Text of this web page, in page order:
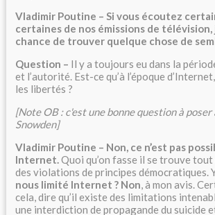
Vladimir Poutine – Si vous écoutez
certaines de nos émissions de
chance de trouver quelque chose de
Question – Il y a toujours eu dans la
et l’autorité. Est-ce qu’à l’époque
les libertés ?
[Note OB : c'est une bonne question à
Snowden]
Vladimir Poutine – Non, ce n’est pas
Internet.Quoi qu’on fasse il se trouve tout
des violations de principes démocratiques.
nous limité Internet ? Non, à mon avis.
cela, dire qu’il existe des limitations
une interdiction de propagande du suicide